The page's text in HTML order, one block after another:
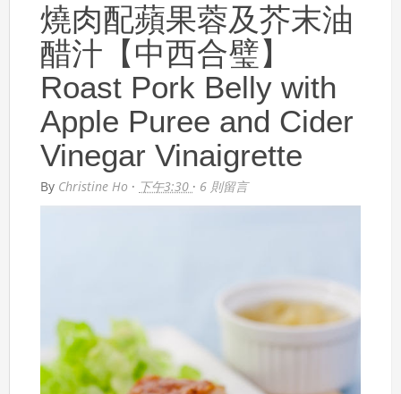
燒肉配蘋果蓉及芥末油
醋汁【中西合璧】
Roast Pork Belly with
Apple Puree and Cider
Vinegar Vinaigrette
By Christine Ho · 下午3:30 · 6 則留言